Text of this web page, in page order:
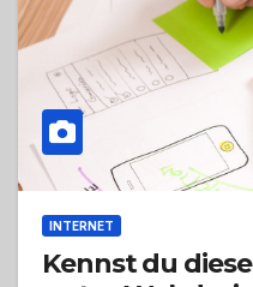
INTERNET
Kennst du